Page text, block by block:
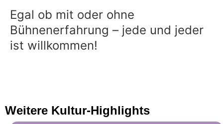
Egal ob mit oder ohne
Bühnenerfahrung – jede und jeder
ist willkommen!
Weitere Kultur-Highlights